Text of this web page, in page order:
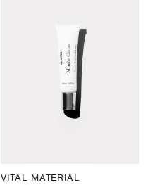
VITAL MATERIAL